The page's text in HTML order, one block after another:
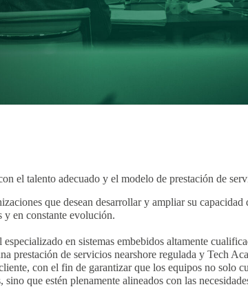
el talento adecuado y el modelo de prestación de
que desean desarrollar y ampliar su capacidad
y en constante evolución.
en sistemas embebidos altamente
prestación de servicios nearshore regulada y Tech
con el fin de garantizar que los equipos no solo
sino que estén plenamente alineados con las